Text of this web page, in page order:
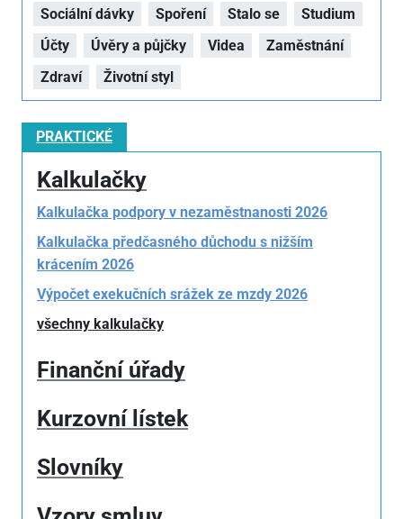
Sociální dávky
Spoření Stalo se
Studium
Účty
Úvěry a půjčky Videa
Zaměstnání
Zdraví
Životní styl
PRAKTICKÉ
Kalkulačky
Kalkulačka podpory v nezaměstnanosti 2026
Kalkulačka předčasného důchodu s nižším
krácením 2026
Výpočet exekučních srážek ze mzdy 2026
všechny kalkulačky
Finanční úřady
Kurzovní lístek
Slovníky